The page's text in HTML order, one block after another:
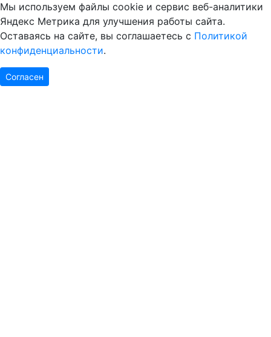
Мы используем файлы cookie и сервис веб-аналитики
Яндекс Метрика для улучшения работы сайта.
Оставаясь на сайте, вы соглашаетесь с Политикой
конфиденциальности.
Согласен